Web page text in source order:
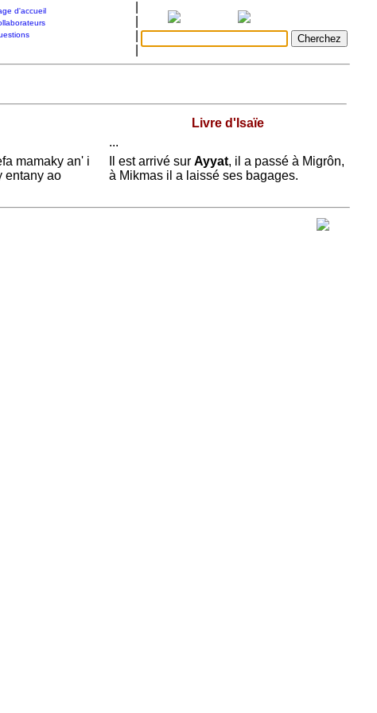
d'accueil
Livre d'Isaïe
...
mamaky an' i
entany ao
Il est arrivé sur Ayyat, il a passé à Migrôn,
à Mikmas il a laissé ses bagages.